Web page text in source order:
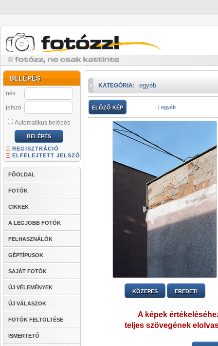
BELÉPÉS
név
jelszó
Automatikus belépés
REGISZTRÁCIÓ
ELFELEJTETT JELSZÓ
FŐOLDAL
FOTÓK
CIKKEK
A LEGJOBB FOTÓK
FELHASZNÁLÓK
GÉPTÍPUSOK
SAJÁT FOTÓK
ÚJ VÉLEMÉNYEK
ÚJ VÁLASZOK
FOTÓK FELTÖLTÉSE
ISMERTETŐ
KATEGÓRIA: egyéb
ELŐZŐ KÉP | | egyéb
KÖZEPES EREDETI
A képek
teljes szövegének